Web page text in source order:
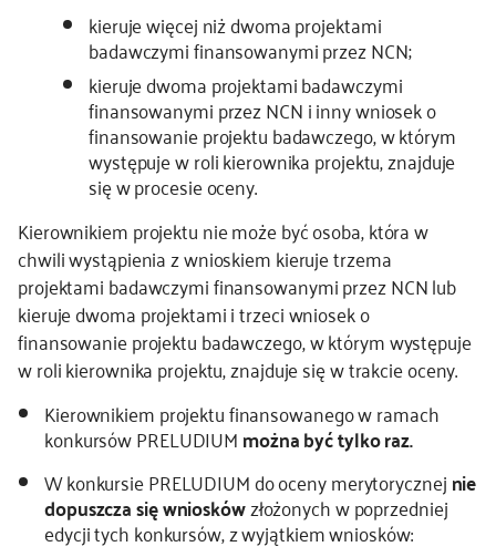
kieruje więcej niż dwoma projektami
badawczymi finansowanymi przez NCN;
kieruje dwoma projektami badawczymi
finansowanymi przez NCN i inny wniosek o
finansowanie projektu badawczego, w którym
występuje w roli kierownika projektu, znajduje
się w procesie oceny.
Kierownikiem projektu nie może być osoba, która w
chwili wystąpienia z wnioskiem kieruje trzema
projektami badawczymi finansowanymi przez NCN lub
kieruje dwoma projektami i trzeci wniosek o
finansowanie projektu badawczego, w którym występuje
w roli kierownika projektu, znajduje się w trakcie oceny.
Kierownikiem projektu finansowanego w ramach
konkursów PRELUDIUMmożna być tylko raz.
W konkursie PRELUDIUM do oceny merytorycznejnie
dopuszcza się wnioskówzłożonych w poprzedniej
edycji tych konkursów, z wyjątkiem wniosków: